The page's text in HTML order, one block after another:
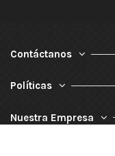
Contáctanos
Políticas
Nuestra Empresa